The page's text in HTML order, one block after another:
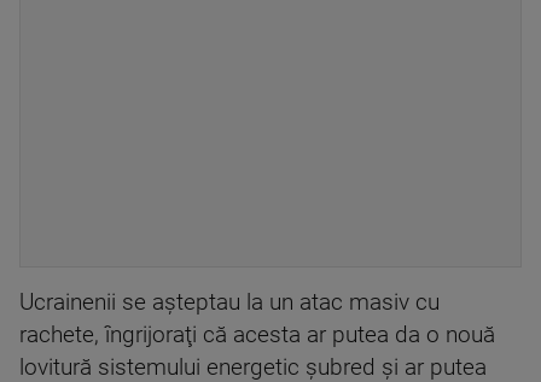
Ucrainenii se aşteptau la un atac masiv cu
rachete, îngrijoraţi că acesta ar putea da o nouă
lovitură sistemului energetic şubred şi ar putea